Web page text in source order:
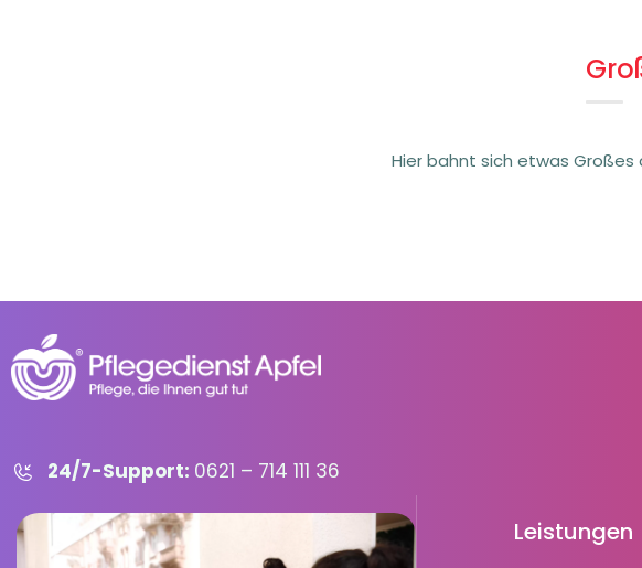
Hier bahnt sich etwas
24/7-Support: 0621 – 714 111 36
Leistungen